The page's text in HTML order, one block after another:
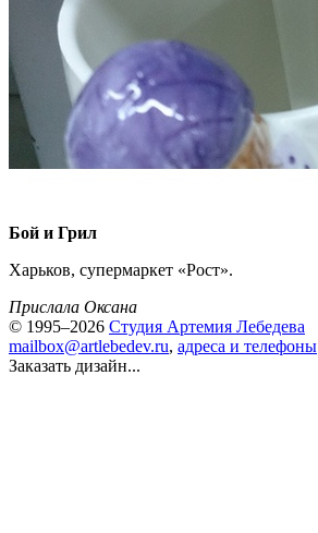
Бой и Грил
Харьков, супермаркет «Рост».
Прислала Оксана
© 1995–2026 Студия Артемия Лебедева
mailbox@artlebedev.ru, адреса и телефоны
Заказать дизайн...